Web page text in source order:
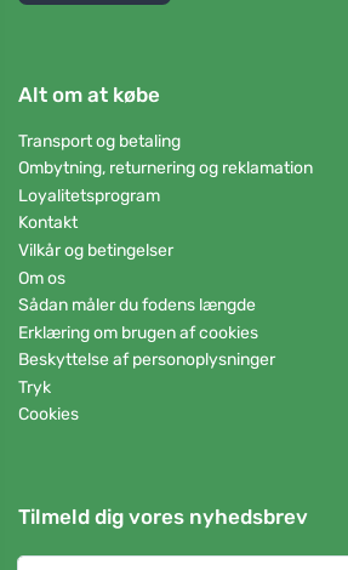
Alt om at købe
Transport og betaling
Ombytning, returnering og reklamation
Loyalitetsprogram
Kontakt
Vilkår og betingelser
Om os
Sådan måler du fodens længde
Erklæring om brugen af cookies
Beskyttelse af personoplysninger
Tryk
Cookies
Tilmeld dig vores nyhedsbrev